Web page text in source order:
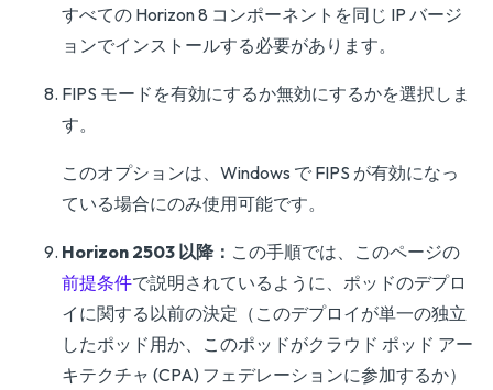
すべての Horizon 8 コンポーネントを同じ IP バージ
ョンでインストールする必要があります。
FIPS モードを有効にするか無効にするかを選択しま
す。
このオプションは、Windows で FIPS が有効になっ
ている場合にのみ使用可能です。
Horizon 2503 以降： この手順では、このページの
前提条件で説明されているように、ポッドのデプロ
イに関する以前の決定（このデプロイが単一の独立
したポッド用か、このポッドがクラウド ポッド アー
キテクチャ (CPA) フェデレーションに参加するか）